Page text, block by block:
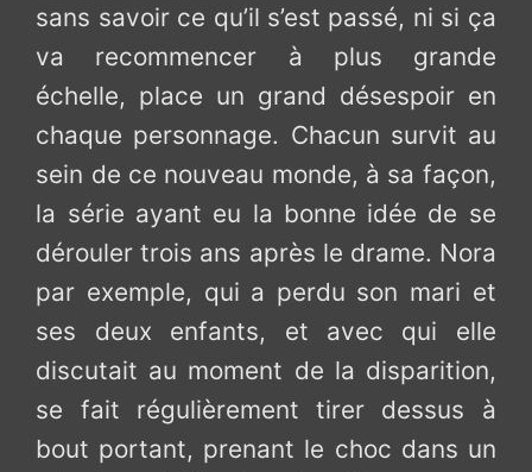
sans savoir ce qu’il s’est passé, ni si ça
va recommencer à plus grande
échelle, place un grand désespoir en
chaque personnage. Chacun survit au
sein de ce nouveau monde, à sa façon,
la série ayant eu la bonne idée de se
dérouler trois ans après le drame. Nora
par exemple, qui a perdu son mari et
ses deux enfants, et avec qui elle
discutait au moment de la disparition,
se fait régulièrement tirer dessus à
bout portant, prenant le choc dans un